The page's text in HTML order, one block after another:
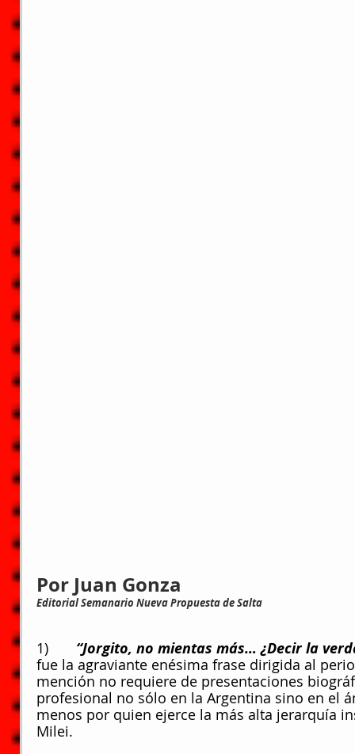
Por Juan Gonza
Editorial Semanario Nueva Propuesta de Salta
1) “Jorgito, no mientas más… ¿Decir la
fue la agraviante enésima frase dirigida al
mención no requiere de presentaciones
profesional no sólo en la Argentina sino en el
menos por quien ejerce la más alta jerarquía
Milei.